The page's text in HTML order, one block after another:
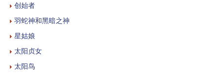
创始者
羽蛇神和黑暗之神
星姑娘
太阳贞女
太阳鸟